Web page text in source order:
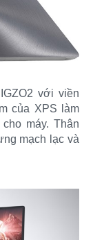
với viền
của XPS làm
máy. Thân
mạch lạc và